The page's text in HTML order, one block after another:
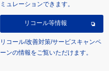
ミュレーションできます。
リコール等情報
リコール/改善対策/サービスキャンペ
ーンの情報をご覧いただけます。